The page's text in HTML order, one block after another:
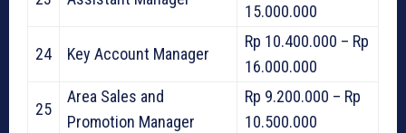
15.000.000
24 Key Account Manager
Rp 10.400.000 – Rp
16.000.000
25
Area Sales and
Promotion Manager
Rp 9.200.000 – Rp
10.500.000